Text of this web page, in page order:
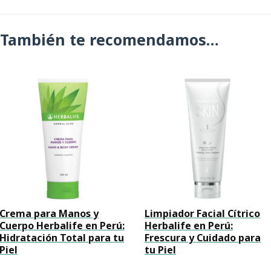
También te recomendamos…
Crema para Manos y
Cuerpo Herbalife en Perú:
Hidratación Total para tu
Piel
Limpiador Facial Cítrico
Herbalife en Perú:
Frescura y Cuidado para
tu Piel